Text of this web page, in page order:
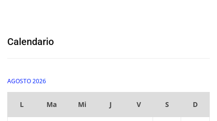
Calendario
AGOSTO 2026
L Ma Mi J V S D